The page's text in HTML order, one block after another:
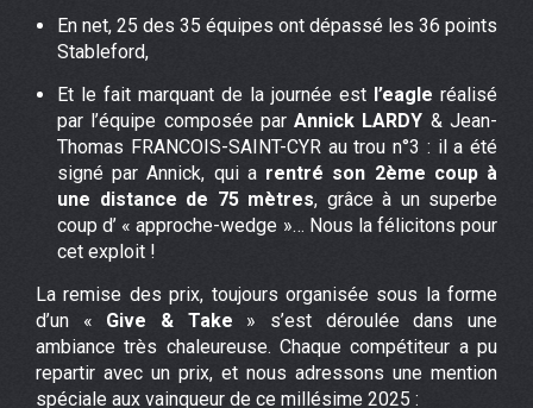
En net, 25 des 35 équipes ont dépassé les 36 points
Stableford,
Et le fait marquant de la journée est l’eagle réalisé
par l’équipe composée parAnnick LARDY & Jean-
Thomas FRANCOIS-SAINT-CYR au trou n°3 : il a été
signé par Annick, qui a rentré son 2ème coup à
une distance de 75 mètres, grâce à un superbe
coup d’ « approche-wedge »… Nous la félicitons pour
cet exploit !
La remise des prix, toujours organisée sous la forme
d’un « Give & Take » s’est déroulée dans une
ambiance très chaleureuse. Chaque compétiteur a pu
repartir avec un prix, et nous adressons une mention
spéciale aux vainqueur de ce millésime 2025 :